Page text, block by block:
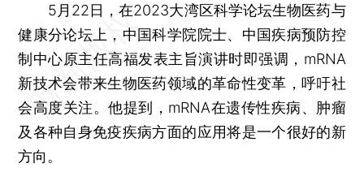
5月22日，在2023大湾区科学论坛生物医药与
健康分论坛上，中国科学院院士、中国疾病预防控
制中心原主任高福发表主旨演讲时即强调，mRNA
新技术会带来生物医药领域的革命性变革，呼吁社
会高度关注。他提到，mRNA在遗传性疾病、肿瘤
及各种自身免疫疾病方面的应用将是一个很好的新
方向。